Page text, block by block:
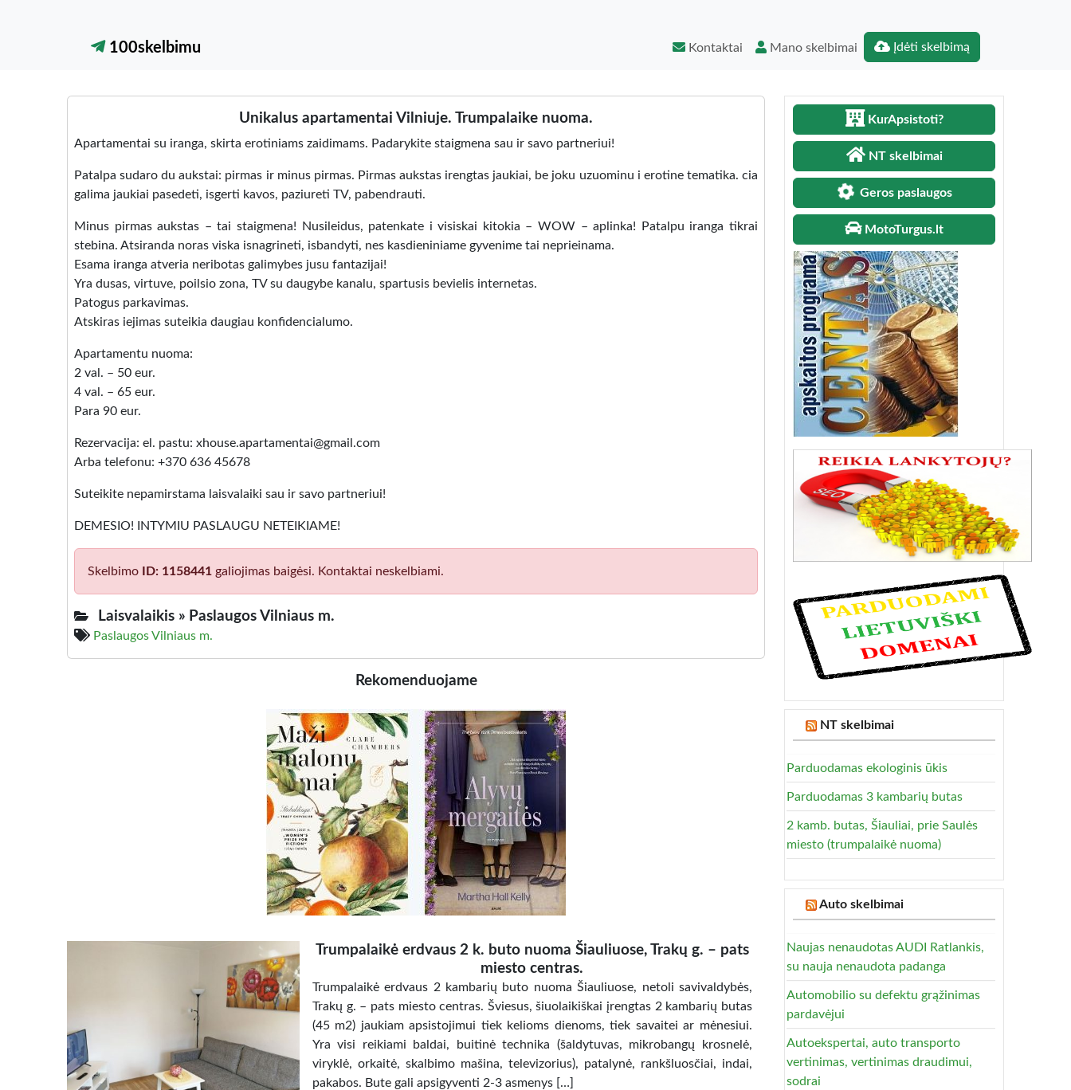
100skelbimu Kontaktai Mano skelbimai Įdėti skelbimą
Unikalus apartamentai Vilniuje. Trumpalaike nuoma.
Apartamentai su iranga, skirta erotiniams zaidimams. Padarykite staigmena sau ir savo partneriui!
Patalpa sudaro du aukstai: pirmas ir minus pirmas. Pirmas aukstas irengtas jaukiai, be joku uzuominu i erotine tematika. cia
galima jaukiai pasedeti, isgerti kavos, paziureti TV, pabendrauti.
Minus pirmas aukstas – tai staigmena! Nusileidus, patenkate i visiskai kitokia – WOW – aplinka! Patalpu iranga tikrai
stebina. Atsiranda noras viska isnagrineti, isbandyti, nes kasdieniniame gyvenime tai neprieinama.
Esama iranga atveria neribotas galimybes jusu fantazijai!
Yra dusas, virtuve, poilsio zona, TV su daugybe kanalu, spartusis bevielis internetas.
Patogus parkavimas.
Atskiras iejimas suteikia daugiau konfidencialumo.
Apartamentu nuoma:
2 val. – 50 eur.
4 val. – 65 eur.
Para 90 eur.
Rezervacija: el. pastu: xhouse.apartamentai@gmail.com
Arba telefonu: +370 636 45678
Suteikite nepamirstama laisvalaiki sau ir savo partneriui!
DEMESIO! INTYMIU PASLAUGU NETEIKIAME!
Skelbimo ID: 1158441 galiojimas baigėsi. Kontaktai neskelbiami.
Laisvalaikis » Paslaugos Vilniaus m.
Paslaugos Vilniaus m.
Rekomenduojame
Trumpalaikė erdvaus 2 k. buto nuoma Šiauliuose, Trakų g. – pats
miesto centras.
Trumpalaikė erdvaus 2 kambarių buto nuoma Šiauliuose, netoli savivaldybės,
Trakų g. – pats miesto centras. Šviesus, šiuolaikiškai įrengtas 2 kambarių butas
(45 m2) jaukiam apsistojimui tiek kelioms dienoms, tiek savaitei ar mėnesiui.
Yra visi reikiami baldai, buitinė technika (šaldytuvas, mikrobangų krosnelė,
viryklė, orkaitė, skalbimo mašina, televizorius), patalynė, rankšluosčiai, indai,
pakabos. Bute gali apsigyventi 2-3 asmenys […]
KurApsistoti?
NT skelbimai
Geros paslaugos
MotoTurgus.lt
NT skelbimai
Parduodamas ekologinis ūkis
Parduodamas 3 kambarių butas
2 kamb. butas, Šiauliai, prie Saulės
miesto (trumpalaikė nuoma)
Auto skelbimai
Naujas nenaudotas AUDI Ratlankis,
su nauja nenaudota padanga
Automobilio su defektu grąžinimas
pardavėjui
Autoekspertai, auto transporto
vertinimas, vertinimas draudimui,
sodrai